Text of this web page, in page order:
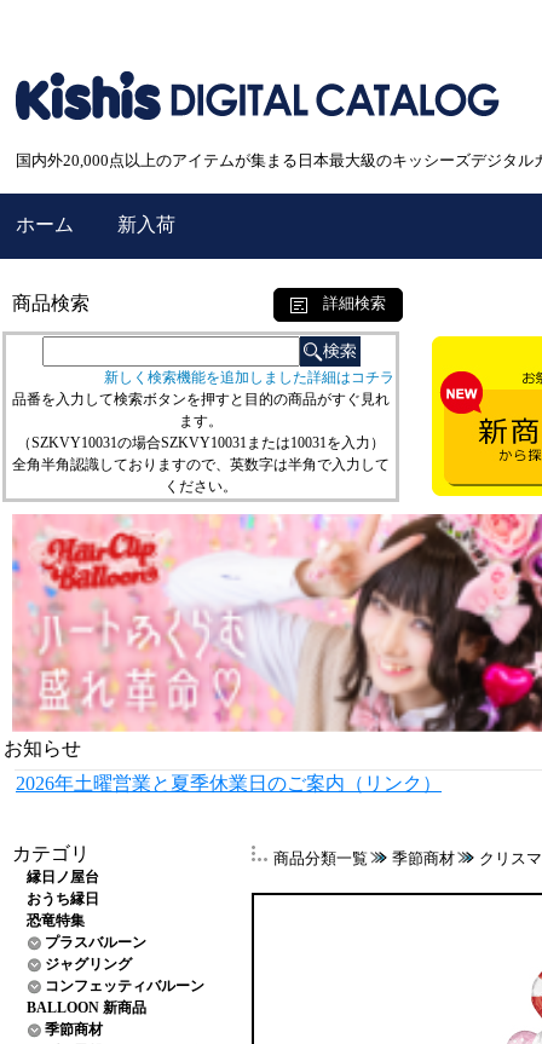
国内外20,000点以上のアイテムが集まる日本最大級のキッシーズデジタル
ホーム 新入荷
商品検索 詳細検索
新しく検索機能を追加しました詳細はコチラ
品番を入力して検索ボタンを押すと目的の商品がすぐ見れ
ます。
（SZKVY10031の場合SZKVY10031または10031を入力）
全角半角認識しておりますので、英数字は半角で入力して
ください。
お知らせ
2026年土曜営業と夏季休業日のご案内（リンク）
カテゴリ
縁日ノ屋台
おうち縁日
恐竜特集
プラスバルーン
ジャグリング
コンフェッティバルーン
BALLOON 新商品
季節商材
商品分類一覧 季節商材 クリス